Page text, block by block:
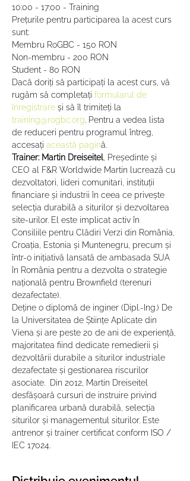
10:00 - 17:00 - Training
Prețurile pentru participarea la acest curs
sunt:
Membru RoGBC - 150 RON
Non-membru - 200 RON
Student - 80 RON
Dacă doriți să participați la acest curs, vă
rugăm să completați formularul de
înregistrare și să îl trimiteți la
training@rogbc.org. Pentru a vedea lista
de reduceri pentru programul întreg,
accesați această pagină.
Trainer: Martin Dreiseitel , Președinte și
CEO al F&R Worldwide Martin lucrează cu
dezvoltatori, lideri comunitari, instituții
financiare și industrii în ceea ce privește
selecția durabilă a siturilor și dezvoltarea
site-urilor. El este implicat activ în
Consiliile pentru Clădiri Verzi din România,
Croația, Estonia și Muntenegru, precum și
într-o inițiativă lansată de ambasada SUA
în România pentru a dezvolta o strategie
națională pentru Brownfield (terenuri
dezafectate).
Deține o diplomă de inginer (Dipl.-Ing.) De
la Universitatea de Științe Aplicate din
Viena și are peste 20 de ani de experiență,
majoritatea fiind dedicate remedierii și
dezvoltării durabile a siturilor industriale
dezafectate și gestionarea riscurilor
asociate.  Din 2012, Martin Dreiseitel
desfășoară cursuri de instruire privind
planificarea urbană durabilă, selecția
siturilor și managementul siturilor. Este
antrenor și trainer certificat conform ISO /
IEC 17024.